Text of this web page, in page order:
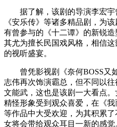
据了解，该剧的导演李宏宇
《安乐传》等诸多精品剧，为
有曾参与的《十二谭》的新锐造
其尤为擅长民国戏风格，相信
的视听盛宴。
曾凭影视剧《奈何BOSS又
志伟再次饰演霸总，但不同以
文能武，这也是该剧一大看点
精怪形象受到观众喜爱，在《我
等作品中大受欢迎，为其积累
女将会带给观众耳目一新的感